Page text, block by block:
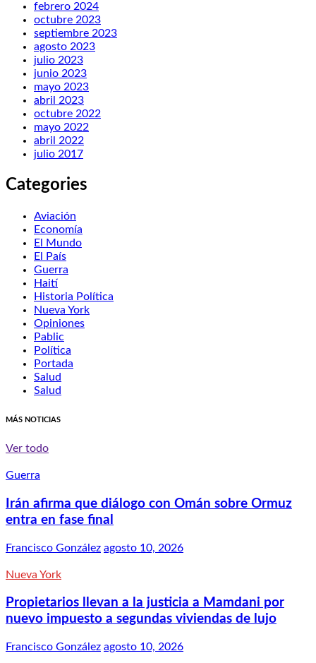
febrero 2024
octubre 2023
septiembre 2023
agosto 2023
julio 2023
junio 2023
mayo 2023
abril 2023
octubre 2022
mayo 2022
abril 2022
julio 2017
Categories
Aviación
Economía
El Mundo
El País
Guerra
Haití
Historia Política
Nueva York
Opiniones
Pablic
Política
Portada
Salud
Salud
MÁS NOTICIAS
Ver todo
Guerra
Irán afirma que diálogo con Omán sobre Ormuz
entra en fase final
Francisco González agosto 10, 2026
Nueva York
Propietarios llevan a la justicia a Mamdani por
nuevo impuesto a segundas viviendas de lujo
Francisco González agosto 10, 2026